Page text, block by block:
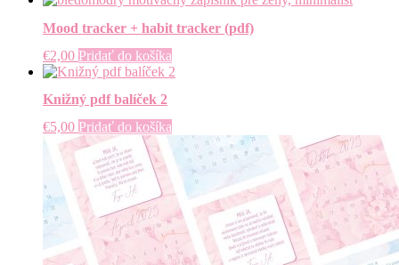
Mood tracker + habit tracker (pdf)
€2,00 Pridať do košíka
Knižný pdf balíček 2
€5,00 Pridať do košíka